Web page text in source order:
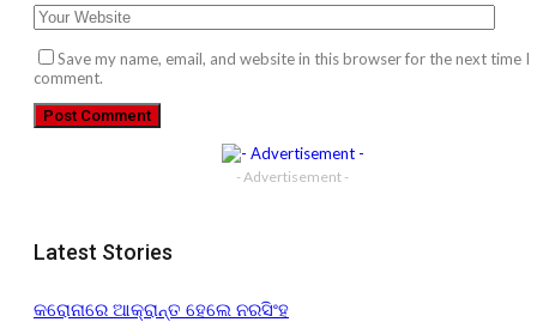
Save my name, email, and website in this browser for the next time I
comment.
- Advertisement -
Latest Stories
କରୋନାରେ ଆକ୍ରାନ୍ତ ହେଲେ ନରସିଂହ